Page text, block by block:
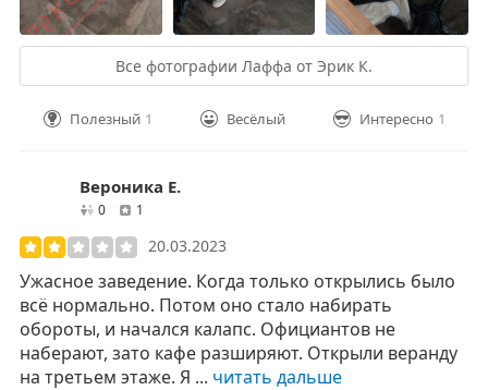
Все фотографии Лаффа от Эрик К.
Полезный 1 Весёлый Интересно 1
Вероника Е.
0друзей1
20.03.2023
Ужасное заведение. Когда только открылись было
всё нормально. Потом оно стало набирать
обороты, и начался калапс. Официантов не
наберают, зато кафе разширяют. Открыли веранду
на третьем этаже. Я ... читать дальше